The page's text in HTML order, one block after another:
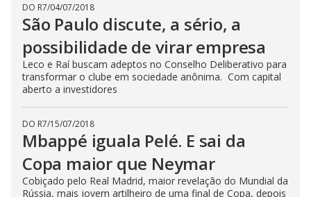
DO R7/04/07/2018
São Paulo discute, a sério, a
possibilidade de virar empresa
Leco e Raí buscam adeptos no Conselho Deliberativo para
transformar o clube em sociedade anônima. Com capital
aberto a investidores
DO R7/15/07/2018
Mbappé iguala Pelé. E sai da
Copa maior que Neymar
Cobiçado pelo Real Madrid, maior revelação do Mundial da
Rússia, mais jovem artilheiro de uma final de Copa, depois